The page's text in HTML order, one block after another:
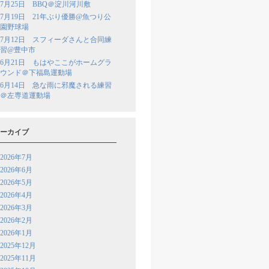
7月25日 BBQ＠淀川河川敷
7月19日 21年ぶり優勝@魚つり公
園野球場
7月12日 スフィーダさんと合同練
習@豊中市
6月21日 もはやここがホームグラ
ウンド＠下福島運動場
6月14日 急な雨に邪魔される練習
＠左専道運動場
カイブ
2026年7月
2026年6月
2026年5月
2026年4月
2026年3月
2026年2月
2026年1月
2025年12月
2025年11月